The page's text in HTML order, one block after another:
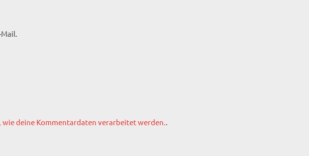
wie deine Kommentardaten verarbeitet werden..